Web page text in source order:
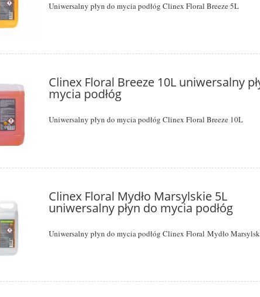
180m do Tork
do koszyka
3,39 zł
Uniwersalny płyn do mycia podłóg Clinex Floral Breeze 5L
Clinex Floral Breeze 10L uniwersalny
mycia podłóg
Uniwersalny płyn do mycia podłóg Clinex Floral Breeze 10L
Clinex Floral Mydło Marsylskie 5L
uniwersalny płyn do mycia podłóg
Uniwersalny płyn do mycia podłóg Clinex Floral Mydło